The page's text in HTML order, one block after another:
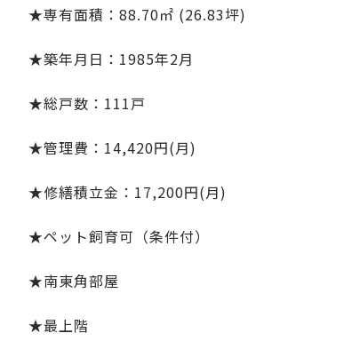
★専有面積：88.70㎡ (26.83坪)
★築年月日：1985年2月
★総戸数：111戸
★管理費：14,420円(月)
★修繕積立金：17,200円(月)
★ペット飼育可（条件付）
★南東角部屋
★最上階